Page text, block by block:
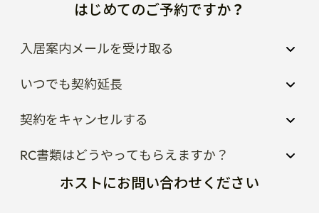
はじめてのご予約ですか？
入居案内メールを受け取る
いつでも契約延長
契約をキャンセルする
RC書類はどうやってもらえますか？
ホストにお問い合わせください